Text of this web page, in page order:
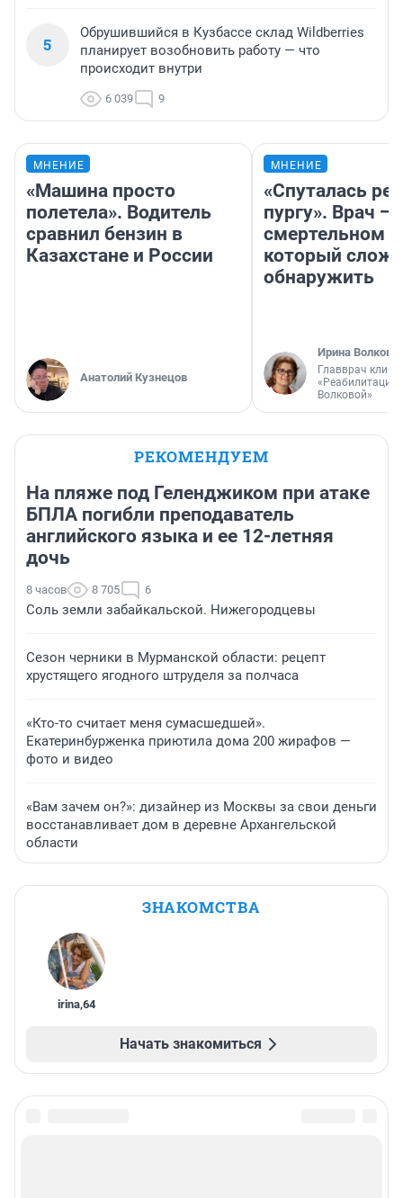
5
Обрушившийся в Кузбассе склад Wildberries
планирует возобновить работу — что
происходит внутри
6 039 9
МНЕНИЕ
«Машина просто
полетела». Водитель
сравнил бензин в
Казахстане и России
Анатолий Кузнецов
МНЕНИЕ
«Спуталась
пургу». Врач —
смертельном
который
обнаружить
Ирина Волкова
Главврач
«Реабилитация
Волковой»
РЕКОМЕНДУЕМ
На пляже под Геленджиком при атаке
БПЛА погибли преподаватель
английского языка и ее 12-летняя
дочь
8 часов 8 705 6
Соль земли забайкальской. Нижегородцевы
Сезон черники в Мурманской области: рецепт
хрустящего ягодного штруделя за полчаса
«Кто-то считает меня сумасшедшей».
Екатеринбурженка приютила дома 200 жирафов —
фото и видео
«Вам зачем он?»: дизайнер из Москвы за свои деньги
восстанавливает дом в деревне Архангельской
области
ЗНАКОМСТВА
irina,64
Начать знакомиться